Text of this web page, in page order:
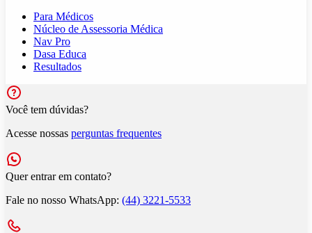
Para Médicos
Núcleo de Assessoria Médica
Nav Pro
Dasa Educa
Resultados
Você tem dúvidas?
Acesse nossas perguntas frequentes
Quer entrar em contato?
Fale no nosso WhatsApp: (44) 3221-5533